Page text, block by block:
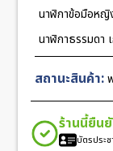
นาฬิกาข้อมือหญิ
นาฬิกาธรรมดา
สถานะสินค้า:
ร้านนี้ยืน
บัตรประ